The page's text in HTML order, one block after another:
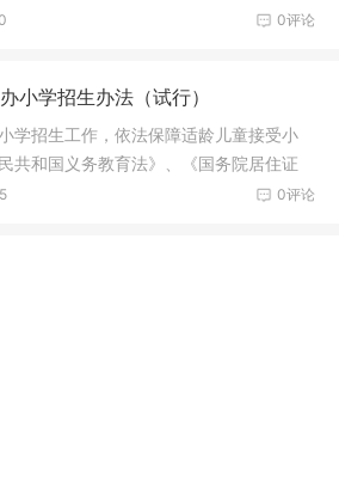
0评论
小学招生办法（试行）
学招生工作，依法保障适龄儿童接受小
共和国义务教育法》、《国务院居住证
0评论